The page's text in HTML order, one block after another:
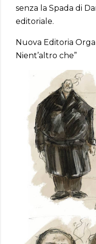
senza la Spada di
editoriale.
Nuova Editoria
Nient’altro che”